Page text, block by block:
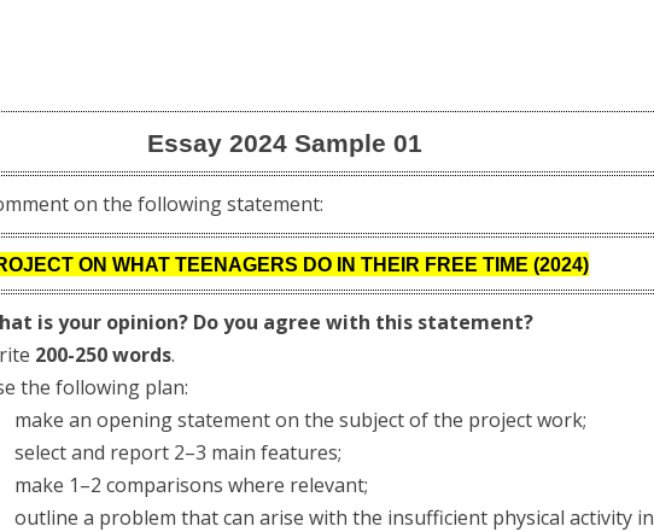
Essay 2024 Sample 01
on the following statement:
ON WHAT TEENAGERS DO IN THEIR FREE TIME (2024)
is your opinion? Do you agree with this statement?
200-250 words.
the following plan:
an opening statement on the subject of the project work;
and report 2–3 main features;
1–2 comparisons where relevant;
a problem that can arise with the insufficient physical activity in